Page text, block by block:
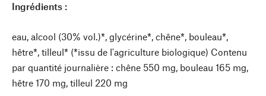
Ingrédients :
eau, alcool (30% vol.)*, glycérine*, chêne*, bouleau*,
hêtre*, tilleul* (*issu de l'agriculture biologique) Contenu
par quantité journalière : chêne 550 mg, bouleau 165 mg,
hêtre 170 mg, tilleul 220 mg